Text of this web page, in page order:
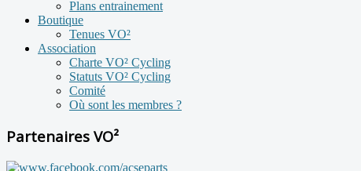
Plans entrainement
Boutique
Tenues VO²
Association
Charte VO² Cycling
Statuts VO² Cycling
Comité
Où sont les membres ?
Partenaires VO²